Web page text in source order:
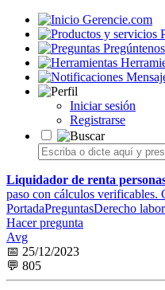
Gerencie.com
Pregúntenos
Iniciar sesión
Registrarse
Liquidador de renta
paso con cálculos verificables.
PortadaPreguntasDerecho
Hacer pregunta
Avg
📅 25/12/2023
💬 805